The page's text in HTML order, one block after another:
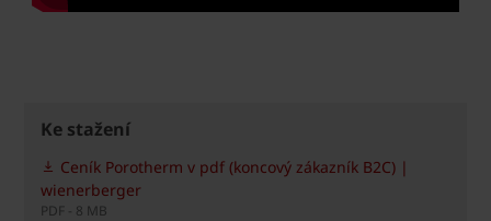
Ke stažení
Ceník Porotherm v pdf (koncový zákazník B2C) |
wienerberger
PDF - 8 MB